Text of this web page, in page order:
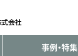
事例・特集